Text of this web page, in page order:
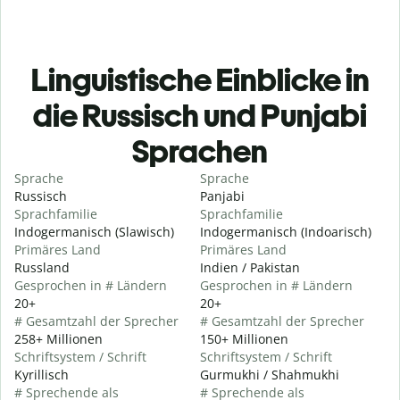
Linguistische Einblicke in
die Russisch und Punjabi
Sprachen
Sprache
Russisch
Sprachfamilie
Indogermanisch (Slawisch)
Primäres Land
Russland
Gesprochen in # Ländern
20+
# Gesamtzahl der Sprecher
258+ Millionen
Schriftsystem / Schrift
Kyrillisch
# Sprechende als
Sprache
Panjabi
Sprachfamilie
Indogermanisch (Indoarisch)
Primäres Land
Indien / Pakistan
Gesprochen in # Ländern
20+
# Gesamtzahl der Sprecher
150+ Millionen
Schriftsystem / Schrift
Gurmukhi / Shahmukhi
# Sprechende als